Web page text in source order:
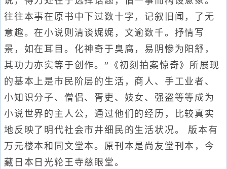
往往本事在原书中下过数十字，记叙旧闻，了无
意趣。在小说则清谈娓娓，文逾数千。抒情写
景，如在耳目。化神奇于臭腐，易阴惨为阳舒，
其功力亦实等于创作。”《初刻拍案惊奇》所展现
的基本上是市民阶层的生活，商人、手工业者、
小知识分子、僧侣、胥吏、妓女、强盗等等成为
小说世界的主人公，通过他们的经历，比较真实
地反映了明代社会市井细民的生活状况。 版本有
万元楼本和同文堂本。原刊本是尚友堂刊本，今
藏日本日光轮王寺慈眼堂。